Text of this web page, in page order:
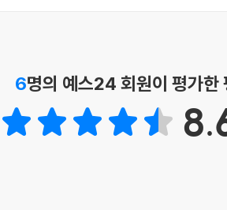
가 OTT에서 상영되기를 꿈꾼다. 정키는
정을 듣는 것조차 녹록치 않다. 이처럼
지는 않는다. 그들 사이 공유되는 것은
6명의 예스24 회원이 평가한